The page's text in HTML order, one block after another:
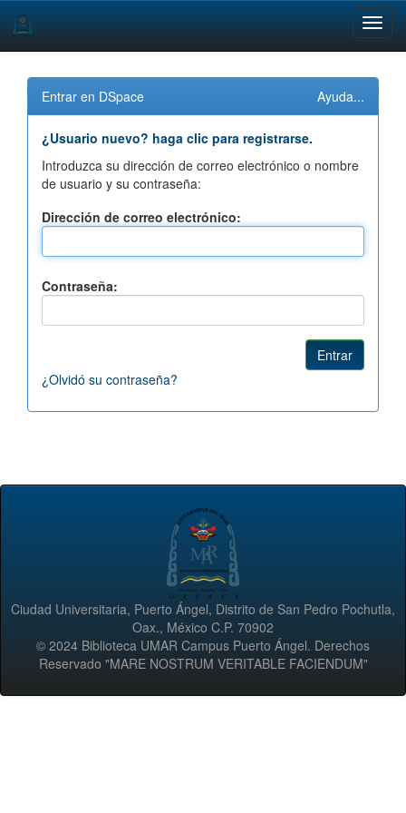
navigation
Entrar en DSpace Ayuda...
¿Usuario nuevo? haga clic para registrarse.
Introduzca su dirección de correo electrónico o nombre
de usuario y su contraseña:
Dirección de correo electrónico:
Contraseña:
¿Olvidó su contraseña?
Ciudad Universitaria, Puerto Ángel, Distrito de San Pedro Pochutla,
Oax., México C.P. 70902
© 2024 Biblioteca UMAR Campus Puerto Ángel. Derechos
Reservado "MARE NOSTRUM VERITABLE FACIENDUM"